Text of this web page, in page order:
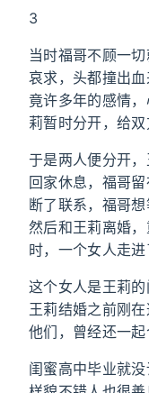
3
当时福哥不顾一
哀求，头都撞出
竟许多年的感情
莉暂时分开，给双
于是两人便分开
回家休息，福哥
断了联系，福哥
然后和王莉离婚
时，一个女人走进
这个女人是王莉
王莉结婚之前刚
他们，曾经还一起
闺蜜高中毕业就没